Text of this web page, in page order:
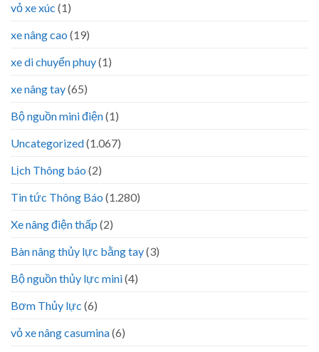
vỏ xe xúc (1)
xe nâng cao (19)
xe di chuyển phuy(1)
xe nâng tay(65)
Bộ nguồn mini điện(1)
Uncategorized(1.067)
Lịch Thông báo (2)
Tin tức Thông Báo (1.280)
Xe nâng điện thấp (2)
Bàn nâng thủy lực bằng tay(3)
Bộ nguồn thủy lực mini(4)
Bơm Thủy lực (6)
vỏ xe nâng casumina(6)